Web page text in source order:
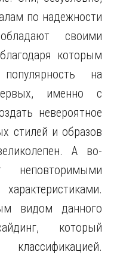
по надежности
своими
которым
на
именно с
невероятное
стилей и образов
А во-
видом данного
который